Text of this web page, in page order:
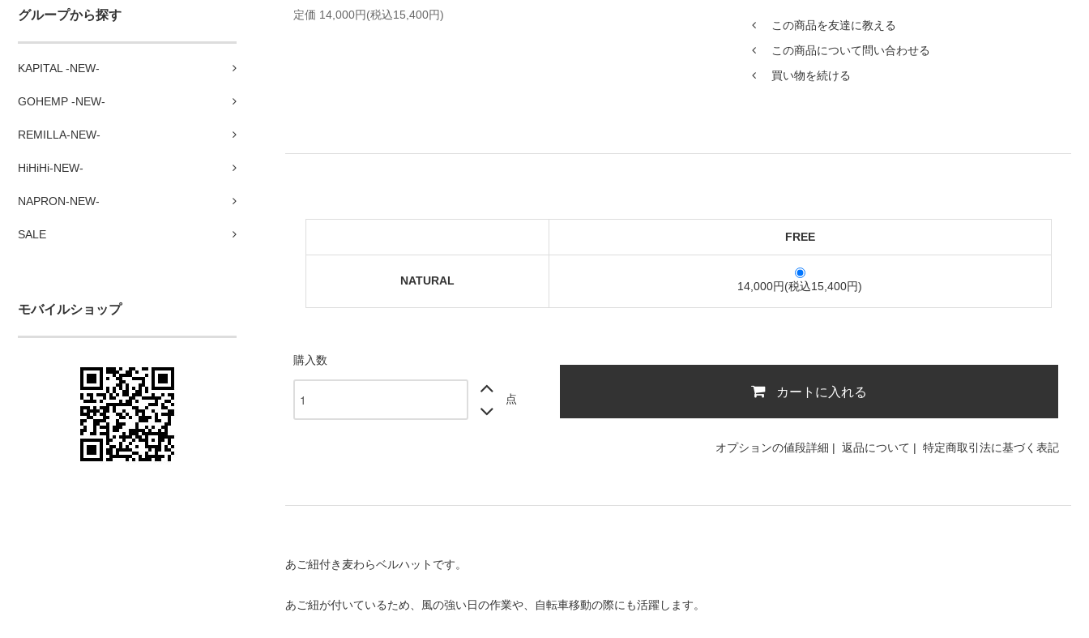
グループから探す
KAPITAL -NEW-
GOHEMP -NEW-
REMILLA-NEW-
HiHiHi-NEW-
NAPRON-NEW-
SALE
モバイルショップ
定価 14,000円(税込15,400円)
この商品を友達に教える
この商品について問い合わせる
買い物を続ける
FREE
NATURAL 14,000円(税込15,400円)
購入数
点 カートに入れる
オプションの値段詳細 | 返品について | 特定商取引法に基づく表記
あご紐付き麦わらベルハットです。
あご紐が付いているため、風の強い日の作業や、自転車移動の際にも活躍します。